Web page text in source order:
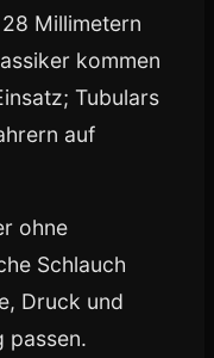
Millimetern
kommen
Tubulars
auf
ohne
Schlauch
Druck und
passen.